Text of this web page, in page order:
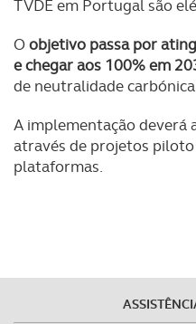
necessário no contexto
Realçamos que o bloqueio
tecnologias similares pode
experiência de navegação
Consulte a política de
TVDE em Portugal são
Oobjetivo passa por
e chegar aos 100% em
de neutralidade
A implementação deverá
através de projetos
plataformas.